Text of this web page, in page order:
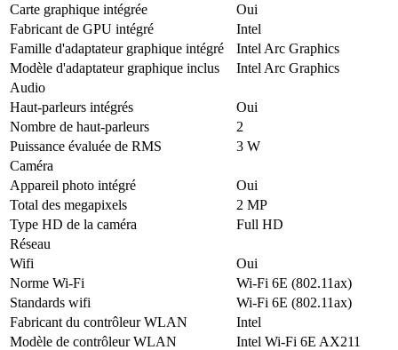
Carte graphique intégrée
Oui
Fabricant de GPU intégré
Intel
Famille d'adaptateur graphique intégré
Intel Arc Graphics
Modèle d'adaptateur graphique inclus
Intel Arc Graphics
Audio
Haut-parleurs intégrés
Oui
Nombre de haut-parleurs
2
Puissance évaluée de RMS
3 W
Caméra
Appareil photo intégré
Oui
Total des megapixels
2 MP
Type HD de la caméra
Full HD
Réseau
Wifi
Oui
Norme Wi-Fi
Wi-Fi 6E (802.11ax)
Standards wifi
Wi-Fi 6E (802.11ax)
Fabricant du contrôleur WLAN
Intel
Modèle de contrôleur WLAN
Intel Wi-Fi 6E AX211